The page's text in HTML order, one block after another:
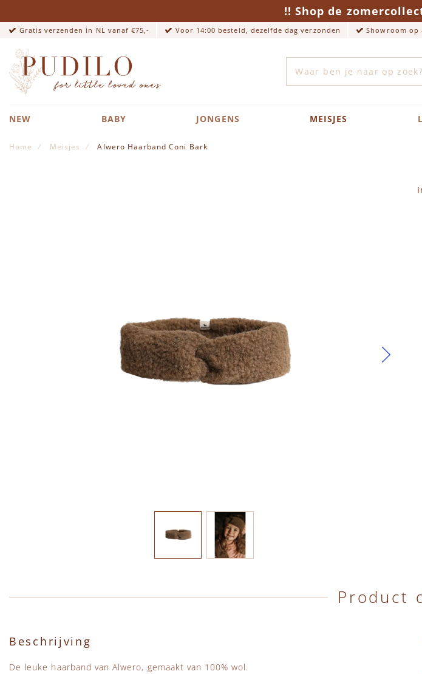
!! Shop de
Gratis verzenden in NL vanaf €75,- Voor 14:00 besteld, dezelfde dag verzonden Showroom op
NEW BABY JONGENS MEISJES
Home Meisjes Alwero Haarband Coni Bark
Product
Beschrijving
De leuke haarband van Alwero, gemaakt van 100% wol.